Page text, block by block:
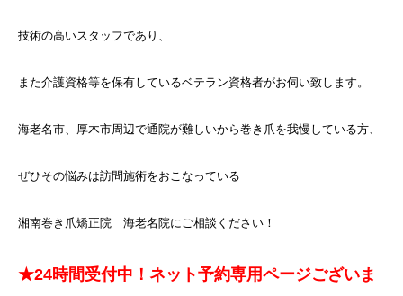
技術の高いスタッフであり、
また介護資格等を保有しているベテラン資格者がお伺い致します。
海老名市、厚木市周辺で通院が難しいから巻き爪を我慢している方、
ぜひその悩みは訪問施術をおこなっている
湘南巻き爪矯正院 海老名院にご相談ください！
★24時間受付中！ネット予約専用ページございま